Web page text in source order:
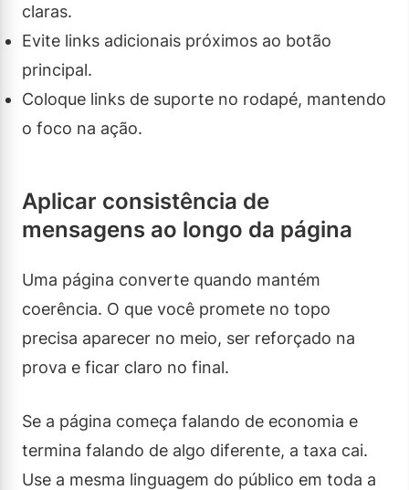
claras.
Evite links adicionais próximos ao botão
principal.
Coloque links de suporte no rodapé, mantendo
o foco na ação.
Aplicar consistência de
mensagens ao longo da página
Uma página converte quando mantém
coerência. O que você promete no topo
precisa aparecer no meio, ser reforçado na
prova e ficar claro no final.
Se a página começa falando de economia e
termina falando de algo diferente, a taxa cai.
Use a mesma linguagem do público em toda a